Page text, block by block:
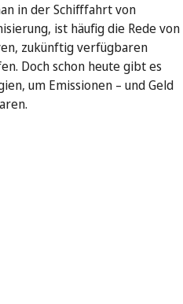
in der Schifffahrt von
ist häufig die Rede von
zukünftig verfügbaren
Doch schon heute gibt es
um Emissionen – und Geld